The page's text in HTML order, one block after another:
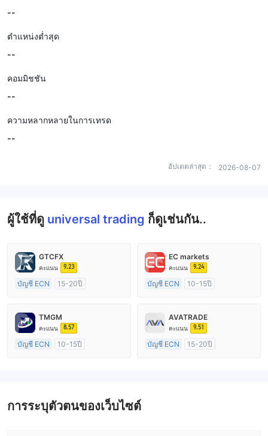
--
ตำแหน่งต่ำสุด
--
คอมมิชชัน
--
ความหลากหลายในการเทรด
--
อัปเดตล่าสุด： 2026-08-07
ผู้ใช้ที่ดู universal trading ก็ดูเช่นกัน..
GTCFX
คะแนน 9.23
บัญชี ECN
15-20ปี
ใบอนุญาต MT4 แบบเต็ม
EC markets
คะแนน 9.24
บัญชี ECN
10-15ปี
ใบอนุญาต MT4 แบบเต็ม
TMGM
คะแนน 8.57
บัญชี ECN
10-15ปี
AVATRADE
คะแนน 9.51
บัญชี ECN
15-20ปี
การระบุตัวตนของเว็บไซต์